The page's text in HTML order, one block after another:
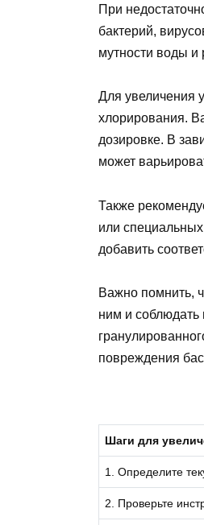
При
бактерий,
мутности воды
Для увеличения
хлорирования.
дозировке. В
может
Также
или
добавить
Важно помнить,
ним и соблюдать
повреждения
Шаги для
1. Определите
2. Проверьте